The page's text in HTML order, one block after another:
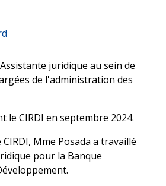
juridique au sein de
de l'administration des
le CIRDI en septembre 2024.
Mme Posada a travaillé
pour la Banque